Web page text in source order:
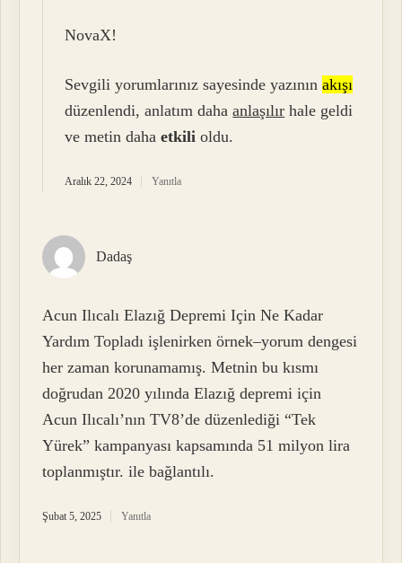
NovaX!
Sevgili yorumlarınız sayesinde yazınınakışı
düzenlendi, anlatım dahaanlaşılır hale geldi
ve metin dahaetkili oldu.
Aralık 22, 2024 Yanıtla
Dadaş
Acun Ilıcalı Elazığ Depremi Için Ne Kadar
Yardım Topladı işlenirken örnek–yorum dengesi
her zaman korunamamış. Metnin bu kısmı
doğrudan 2020 yılında Elazığ depremi için
Acun Ilıcalı’nın TV8’de düzenlediği “Tek
Yürek” kampanyası kapsamında 51 milyon lira
toplanmıştır. ile bağlantılı.
Şubat 5, 2025 Yanıtla